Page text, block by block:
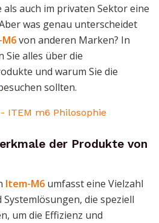
auch im privaten Sektor eine
was genau unterscheidet
von anderen Marken? In
Sie alles über die
und warum Sie die
sollten.
der Produkte von
Item-M6 umfasst eine Vielzahl
die speziell
um die Effizienz und